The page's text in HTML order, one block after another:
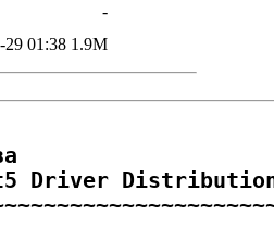
-
29 01:38 1.9M
Driver